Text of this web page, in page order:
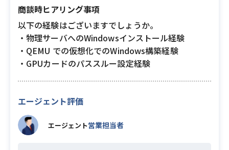
商談時ヒアリング事項
以下の経験はございますでしょうか。
・物理サーバへのWindowsインストール経験
・QEMU での仮想化でのWindows構築経験
・GPUカードのパススルー設定経験
エージェント評価
エージェント営業担当者